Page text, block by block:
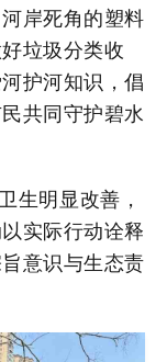
岸死角的塑料
垃圾分类收
护河知识，倡
共同守护碧水
明显改善，
实际行动诠释
意识与生态责